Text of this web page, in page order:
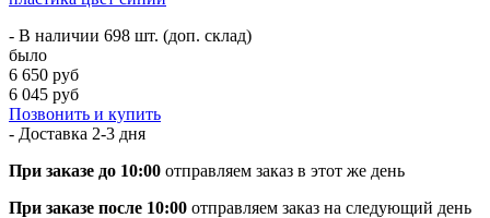
- В наличии 698 шт. (доп. склад)
было
6 650 руб
6 045 руб
Позвонить и купить
- Доставка 2-3 дня
При заказе до 10:00 отправляем заказ в этот же день
При заказе после 10:00 отправляем заказ на следующий день